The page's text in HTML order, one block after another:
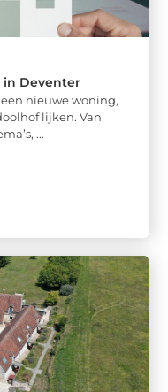
in Deventer
nieuwe woning,
lijken. Van
...